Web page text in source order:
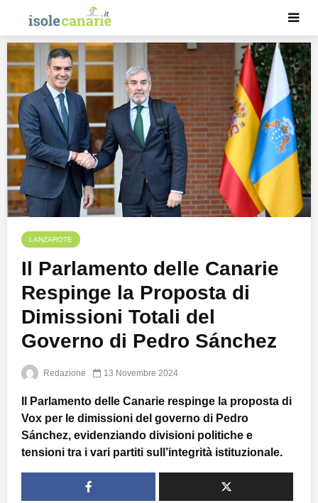
LANZAROTE
Il Parlamento delle Canarie
Respinge la Proposta di
Dimissioni Totali del
Governo di Pedro Sánchez
Redazione 13 Novembre 2024
Il Parlamento delle Canarie respinge la proposta di
Vox per le dimissioni del governo di Pedro
Sánchez, evidenziando divisioni politiche e
tensioni tra i vari partiti sull’integrità istituzionale.